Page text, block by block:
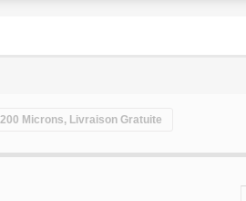
Microns, Livraison Gratuite